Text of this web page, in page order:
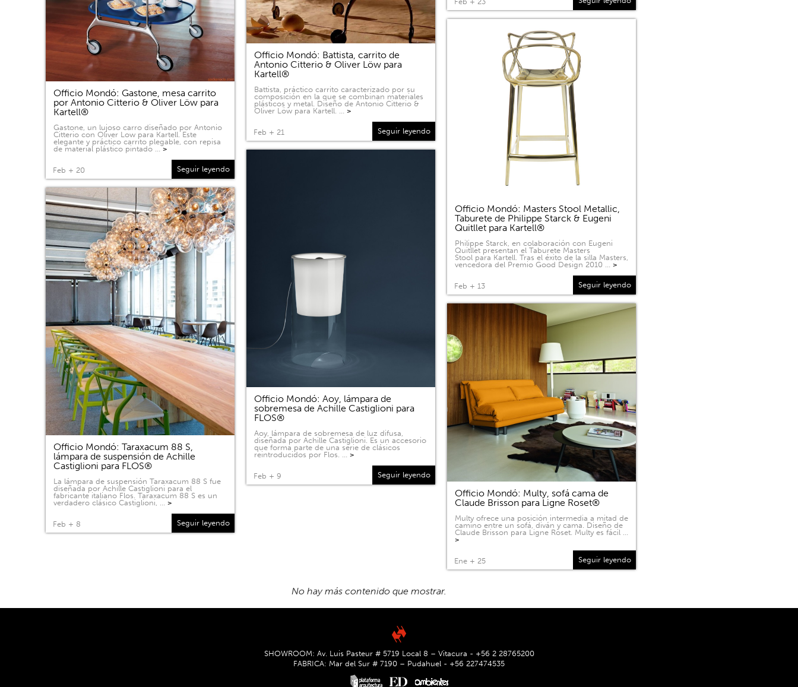
Officio Mondó: Battista, carrito de
Antonio Citterio & Oliver Löw para
Kartell®
Battista, práctico carrito caracterizado por su
composición en la que se combinan materiales
plásticos y metal. Diseño de Antonio Citterio &
Oliver Löw para Kartell. … >
Feb + 21 Seguir leyendo
Officio Mondó: Gastone, mesa carrito
por Antonio Citterio & Oliver Löw para
Kartell®
Gastone, un lujoso carro diseñado por Antonio
Citterio con Oliver Low para Kartell. Este
elegante y práctico carrito plegable, con repisa
de material plástico pintado …>
Feb + 20 Seguir leyendo
Officio Mondó: Masters Stool Metallic,
Taburete de Philippe Starck & Eugeni
Quitllet para Kartell®
Philippe Starck, en colaboración con Eugeni
Quitllet presentan el Taburete Masters
Stool para Kartell. Tras el éxito de la silla Masters,
vencedora del Premio Good Design 2010 … >
Feb + 13 Seguir leyendo
Officio Mondó: Aoy, lámpara de
sobremesa de Achille Castiglioni para
FLOS®
Aoy, lámpara de sobremesa de luz difusa,
diseñada por Achille Castiglioni. Es un accesorio
que forma parte de una serie de clásicos
reintroducidos por Flos. … >
Feb + 9 Seguir leyendo
Officio Mondó: Taraxacum 88 S,
lámpara de suspensión de Achille
Castiglioni para FLOS®
La lámpara de suspensión Taraxacum 88 S fue
diseñada por Achille Castiglioni para el
fabricante italiano Flos. Taraxacum 88 S es un
verdadero clásico Castiglioni, … >
Feb + 8 Seguir leyendo
Officio Mondó: Multy, sofá cama de
Claude Brisson para Ligne Roset®
Multy ofrece una posición intermedia a mitad de
camino entre un sofá, diván y cama. Diseño de
Claude Brisson para Ligne Roset. Multy es fácil …
>
Ene + 25 Seguir leyendo
SHOWROOM: Av. Luis Pasteur # 5719 Local 8 – Vitacura - +56 2 28765200
FABRICA: Mar del Sur # 7190 – Pudahuel - +56 227474535